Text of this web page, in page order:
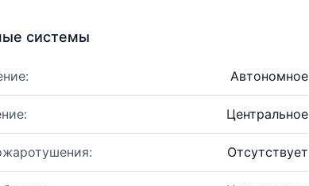
системы
Автономное
Центральное
Отсутствует